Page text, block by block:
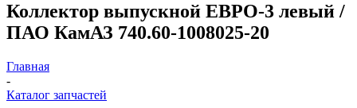
Коллектор выпускной ЕВРО-3 левый /
ПАО КамАЗ 740.60-1008025-20
Главная
-
Каталог запчастей